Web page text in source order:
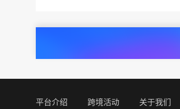
平台介绍 跨境活动 关于我们